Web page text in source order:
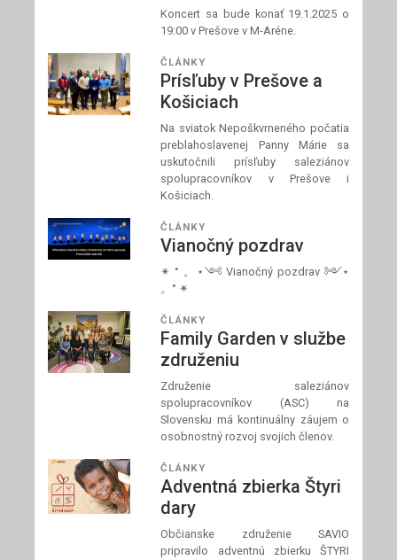
Koncert sa bude konať 19.1.2025 o
19:00 v Prešove v M-Aréne.
ČLÁNKY
Prísľuby v Prešove a
Košiciach
Na sviatok Nepoškvrneného počatia
preblahoslavenej Panny Márie sa
uskutočnili prísľuby saleziánov
spolupracovníkov v Prešove i
Košiciach.
ČLÁNKY
Vianočný pozdrav
✴ ° 。⋆༺ Vianočný pozdrav ༻⋆
。° ✴
ČLÁNKY
Family Garden v službe
združeniu
Združenie saleziánov
spolupracovníkov (ASC) na
Slovensku má kontinuálny záujem o
osobnostný rozvoj svojich členov.
ČLÁNKY
Adventná zbierka Štyri
dary
Občianske združenie SAVIO
pripravilo adventnú zbierku ŠTYRI